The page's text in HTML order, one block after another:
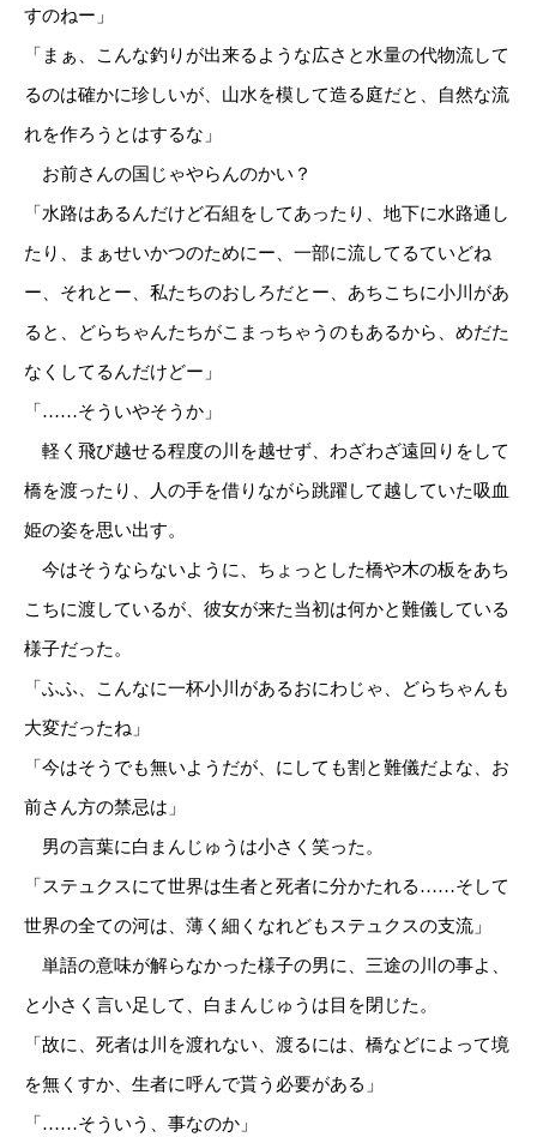
すのねー」
「まぁ、こんな釣りが出来るような広さと水量の代物流して
るのは確かに珍しいが、山水を模して造る庭だと、自然な流
れを作ろうとはするな」
お前さんの国じゃやらんのかい？
「水路はあるんだけど石組をしてあったり、地下に水路通し
たり、まぁせいかつのためにー、一部に流してるていどね
ー、それとー、私たちのおしろだとー、あちこちに小川があ
ると、どらちゃんたちがこまっちゃうのもあるから、めだた
なくしてるんだけどー」
「……そういやそうか」
軽く飛び越せる程度の川を越せず、わざわざ遠回りをして
橋を渡ったり、人の手を借りながら跳躍して越していた吸血
姫の姿を思い出す。
今はそうならないように、ちょっとした橋や木の板をあち
こちに渡しているが、彼女が来た当初は何かと難儀している
様子だった。
「ふふ、こんなに一杯小川があるおにわじゃ、どらちゃんも
大変だったね」
「今はそうでも無いようだが、にしても割と難儀だよな、お
前さん方の禁忌は」
男の言葉に白まんじゅうは小さく笑った。
「ステュクスにて世界は生者と死者に分かたれる……そして
世界の全ての河は、薄く細くなれどもステュクスの支流」
単語の意味が解らなかった様子の男に、三途の川の事よ、
と小さく言い足して、白まんじゅうは目を閉じた。
「故に、死者は川を渡れない、渡るには、橋などによって境
を無くすか、生者に呼んで貰う必要がある」
「……そういう、事なのか」